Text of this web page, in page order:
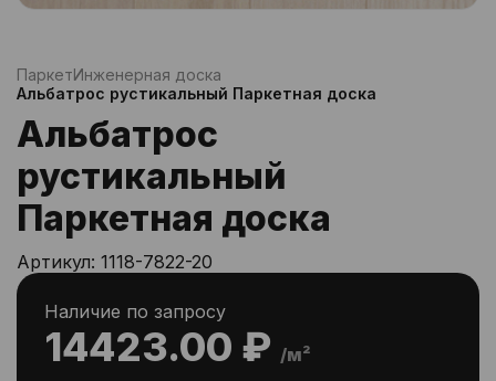
ПаркетИнженерная доска
Альбатрос рустикальный Паркетная доска
Альбатрос
рустикальный
Паркетная доска
Артикул: 1118-7822-20
14423.00 ₽ /м²
Наличие по запросу